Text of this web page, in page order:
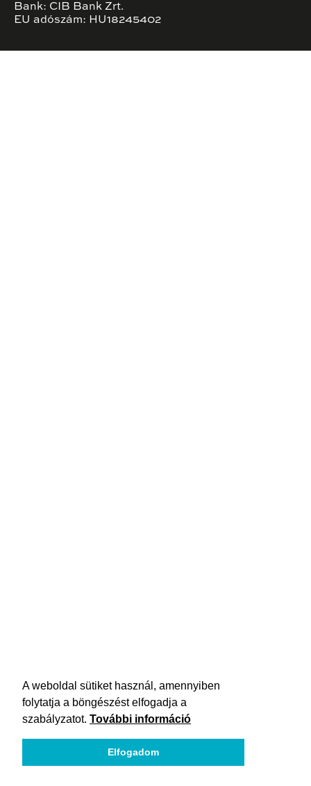
A weboldal sütiket használ, amennyiben
folytatja a böngészést elfogadja a
szabályzatot. További információ
Elfogadom
Bank: CIB Bank Zrt.
EU adószám: HU18245402